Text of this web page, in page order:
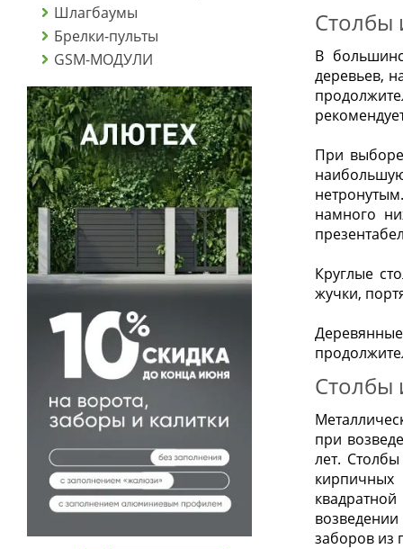
Шлагбаумы
Брелки-пульты
GSM-МОДУЛИ
Столбы
В
деревьев,
При
намного
Круглые
жучки,
Столбы
при
лет.
заборов из